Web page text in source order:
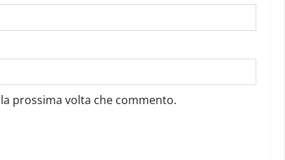
prossima volta che commento.